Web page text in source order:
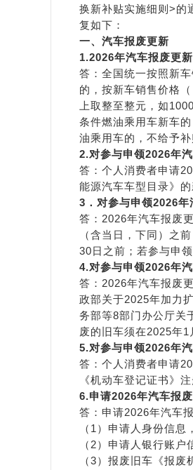
换新补贴实施细则>的
复如下：
一、汽车报废更新
1.2026年汽车报废更
答：全国统一按照新
的，按新车销售价格
上取整至整元，如
条件燃油乘用车新车
油乘用车的，不给予补
2.对参与申领2026年
答：个人消费者申请
能源汽车车型目录》
3 ． 对参与申领2026年
答：2026年汽车报废
（含当日，下同）之
30日之前；若参与申
4.对参与申领2026年
答：2026年汽车报废
政部关于2025年加力
务部等8部门办公厅关
废的旧车须在2025年1
5.对参与申领2026年
答：个人消费者申请
《机动车登记证书》
6.申请2026年汽车报
答：申请2026年汽车
（1）申请人身份信息
（2）申请人银行账
（3）报废旧车《报